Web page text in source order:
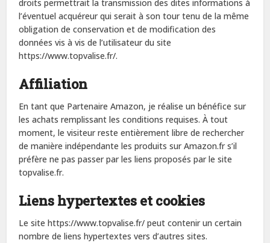
droits permettrait la transmission des dites informations à
l’éventuel acquéreur qui serait à son tour tenu de la même
obligation de conservation et de modification des
données vis à vis de l’utilisateur du site
https://www.topvalise.fr/.
Affiliation
En tant que Partenaire Amazon, je réalise un bénéfice sur
les achats remplissant les conditions requises. À tout
moment, le visiteur reste entièrement libre de rechercher
de manière indépendante les produits sur Amazon.fr s’il
préfère ne pas passer par les liens proposés par le site
topvalise.fr.
Liens hypertextes et cookies
Le site https://www.topvalise.fr/ peut contenir un certain
nombre de liens hypertextes vers d’autres sites.